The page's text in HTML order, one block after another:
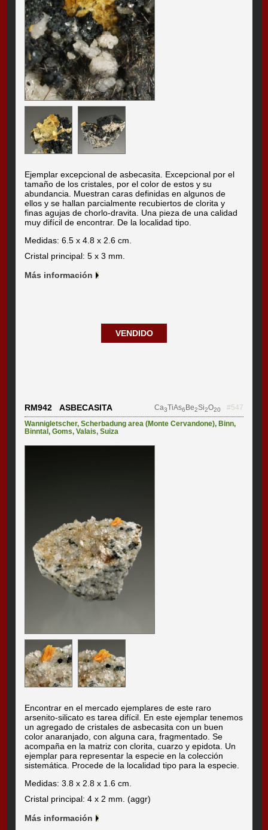
Ejemplar excepcional de asbecasita. Excepcional por el
tamaño de los cristales, por el color de estos y su
abundancia. Muestran caras definidas en algunos de
ellos y se hallan parcialmente recubiertos de clorita y
finas agujas de chorlo-dravita. Una pieza de una calidad
muy difícil de encontrar. De la localidad tipo.
Medidas: 6.5 x 4.8 x 2.6 cm.
Cristal principal: 5 x 3 mm.
Más información
VENDIDO
RM942 ASBECASITA Ca3TiAs6 Be2Si2O20
#547
Wannigletscher,Scherbadung area (Monte Cervandone), Binn,
Binntal,Goms,Valais,Suiza
Encontrar en el mercado ejemplares de este raro
arsenito-silicato es tarea difícil. En este ejemplar tenemos
un agregado de cristales de asbecasita con un buen
color anaranjado, con alguna cara, fragmentado. Se
acompaña en la matriz con clorita, cuarzo y epidota. Un
ejemplar para representar la especie en la colección
sistemática. Procede de la localidad tipo para la especie.
Medidas: 3.8 x 2.8 x 1.6 cm.
Cristal principal: 4 x 2 mm. (aggr)
Más información